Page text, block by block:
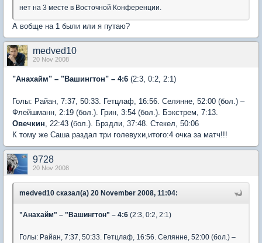
нет на 3 месте в Восточной Конференции.
А вобще на 1 были или я путаю?
medved10
20 Nov 2008
"Анахайм" – "Вашингтон" – 4:6 (2:3, 0:2, 2:1)
Голы: Райан, 7:37, 50:33. Гетцлаф, 16:56. Селянне, 52:00 (бол.) –
Флейшманн, 2:19 (бол.). Грин, 3:54 (бол.). Бэкстрем, 7:13.
Овечкин , 22:43 (бол.). Брэдли, 37:48. Стекел, 50:06
К тому же Саша раздал три голевухи,итого:4 очка за матч!!!
9728
20 Nov 2008
medved10 сказал(а) 20 November 2008, 11:04:
"Анахайм" – "Вашингтон" – 4:6 (2:3, 0:2, 2:1)
Голы: Райан, 7:37, 50:33. Гетцлаф, 16:56. Селянне, 52:00 (бол.) –